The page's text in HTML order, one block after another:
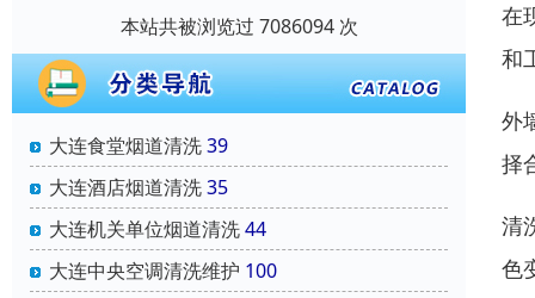
本站共被浏览过 7086094 次
大连食堂烟道清洗39
大连酒店烟道清洗35
大连机关单位烟道清洗44
大连中央空调清洗维护 100
在
和
外
择
清
色